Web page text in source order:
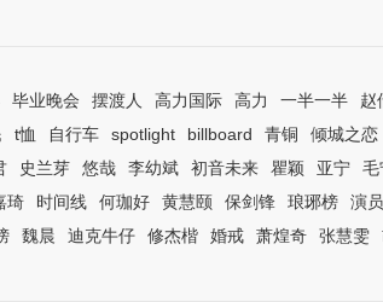
毕业晚会 摆渡人 高力国际 高力 一半一半 赵
t恤 自行车 spotlight billboard 青铜 倾城之恋
史兰芽 悠哉 李幼斌 初音未来 瞿颖 亚宁 毛
琦 时间线 何珈好 黄慧颐 保剑锋 琅琊榜 演
魏晨 迪克牛仔 修杰楷 婚戒 萧煌奇 张慧雯